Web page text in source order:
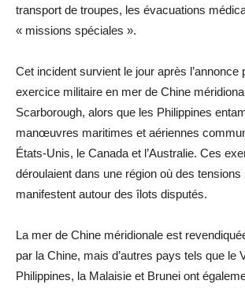
transport de troupes, les évacuations
« missions spéciales ».
Cet incident survient le jour après l’annonce
exercice militaire en mer de Chine
Scarborough, alors que les Philippines
manœuvres maritimes et aériennes
États-Unis, le Canada et l’Australie. Ces
déroulaient dans une région où des
manifestent autour des îlots disputés.
La mer de Chine méridionale est
par la Chine, mais d’autres pays tels que le
Philippines, la Malaisie et Brunei ont